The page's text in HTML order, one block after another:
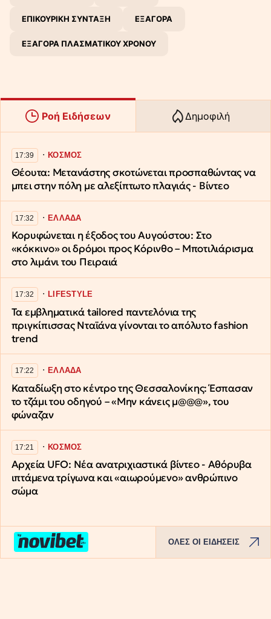
ΕΠΙΚΟΥΡΙΚΗ ΣΥΝΤΑΞΗ ΕΞΑΓΟΡΑ
ΕΞΑΓΟΡΑ ΠΛΑΣΜΑΤΙΚΟΥ ΧΡΟΝΟΥ
Ροή Ειδήσεων Δημοφιλή
17:39 ∙ΚΟΣΜΟΣ
Θέουτα: Μετανάστης σκοτώνεται προσπαθώντας να
μπει στην πόλη με αλεξίπτωτο πλαγιάς - Βίντεο
17:32 ∙ΕΛΛΑΔΑ
Κορυφώνεται η έξοδος του Αυγούστου: Στο
«κόκκινο» οι δρόμοι προς Κόρινθο – Μποτιλιάρισμα
στο λιμάνι του Πειραιά
17:32 ∙LIFESTYLE
Τα εμβληματικά tailored παντελόνια της
πριγκίπισσας Νταϊάνα γίνονται το απόλυτο fashion
trend
17:22 ∙ΕΛΛΑΔΑ
Καταδίωξη στο κέντρο της Θεσσαλονίκης: Έσπασαν
το τζάμι του οδηγού – «Μην κάνεις μ@@@», του
φώναζαν
17:21 ∙ΚΟΣΜΟΣ
Αρχεία UFO: Νέα ανατριχιαστικά βίντεο - Αθόρυβα
ιπτάμενα τρίγωνα και «αιωρούμενo» ανθρώπινo
σώμα
ΟΛΕΣ ΟΙ ΕΙΔΗΣΕΙΣ